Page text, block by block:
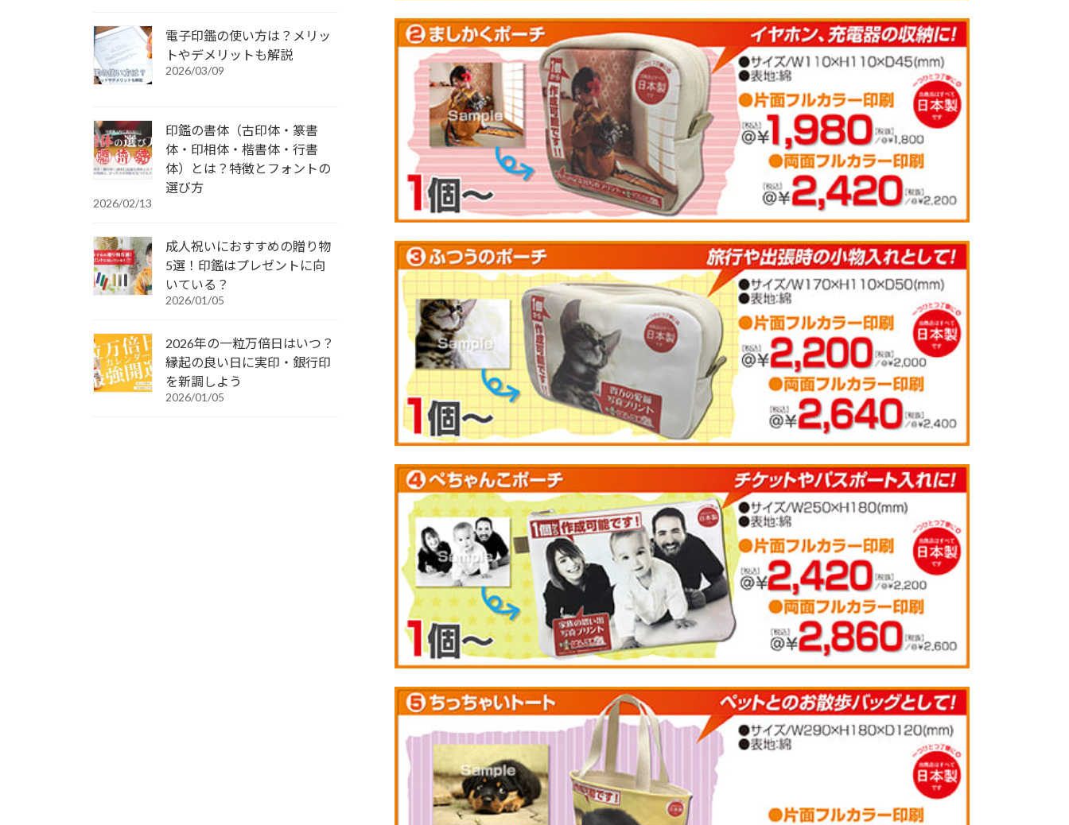
電子印鑑の使い方は？メリッ
トやデメリットも解説
2026/03/09
印鑑の書体（古印体・篆書
体・印相体・楷書体・行書
体）とは？特徴とフォントの
選び方
2026/02/13
成人祝いにおすすめの贈り物
5選！印鑑はプレゼントに向
いている？
2026/01/05
2026年の一粒万倍日はいつ？
縁起の良い日に実印・銀行印
を新調しよう
2026/01/05